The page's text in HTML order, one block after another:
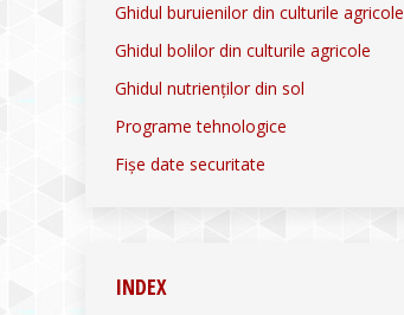
Ghidul buruienilor din culturile agricole
Ghidul bolilor din culturile agricole
Ghidul nutrienților din sol
Programe tehnologice
Fișe date securitate
INDEX